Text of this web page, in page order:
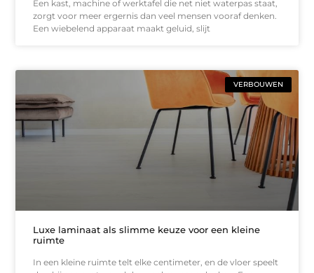
Een kast, machine of werktafel die net niet waterpas staat,
zorgt voor meer ergernis dan veel mensen vooraf denken.
Een wiebelend apparaat maakt geluid, slijt
VERBOUWEN
Luxe laminaat als slimme keuze voor een kleine
ruimte
In een kleine ruimte telt elke centimeter, en de vloer speelt